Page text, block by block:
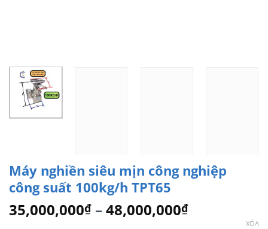
Máy nghiền siêu mịn công nghiệp
công suất 100kg/h TPT65
35,000,000₫ – 48,000,000₫Khoảng
XÓA